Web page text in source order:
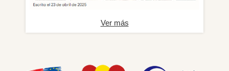
Ver más